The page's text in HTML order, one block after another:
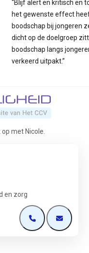
“Blijf alert en kritisch en
het gewenste effect
boodschap bij jongeren
dicht op de doelgroep
boodschap langs
verkeerd uitpakt.”
met Nicole.
en zorg
Open deOpen de